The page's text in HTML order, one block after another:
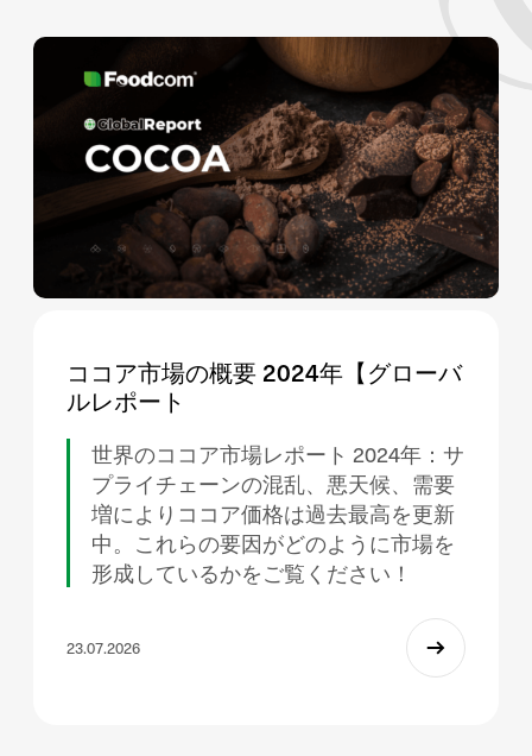
ココア市場の概要 2024年【グローバ
ルレポート
世界のココア市場レポート 2024年：サ
プライチェーンの混乱、悪天候、需要
増によりココア価格は過去最高を更新
中。これらの要因がどのように市場を
形成しているかをご覧ください！
23.07.2026